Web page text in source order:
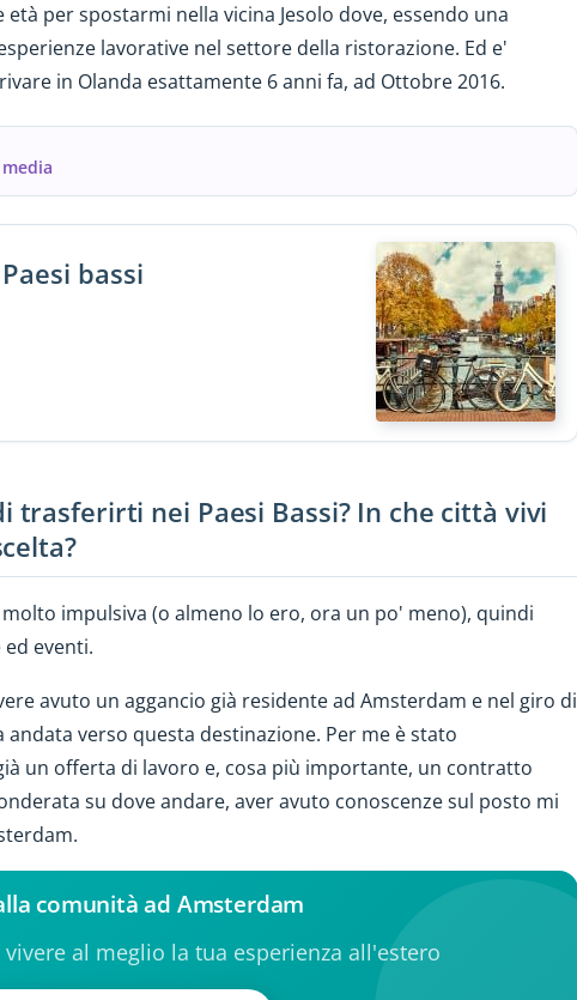
per spostarmi nella vicina Jesolo dove, essendo una
lavorative nel settore della ristorazione. Ed e'
in Olanda esattamente 6 anni fa, ad Ottobre 2016.
bassi
trasferirti nei Paesi Bassi? In che città vivi
impulsiva (o almeno lo ero, ora un po' meno), quindi
eventi.
avuto un aggancio già residente ad Amsterdam e nel giro di
verso questa destinazione. Per me è stato
un offerta di lavoro e, cosa più importante, un contratto
su dove andare, aver avuto conoscenze sul posto mi
comunità ad Amsterdam
al meglio la tua esperienza all'estero